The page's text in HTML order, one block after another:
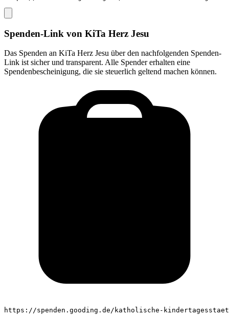
Spenden-Link von KiTa Herz Jesu
Das Spenden an KiTa Herz Jesu über den nachfolgenden Spenden-
Link ist sicher und transparent. Alle Spender erhalten eine
Spendenbescheinigung, die sie steuerlich geltend machen können.
https://spenden.gooding.de/katholische-